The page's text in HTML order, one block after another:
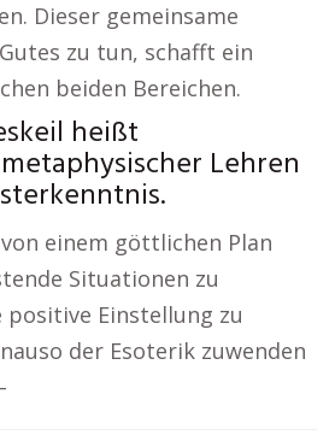
Dieser gemeinsame
zu tun, schafft ein
beiden Bereichen.
heißt
Lehren
einem göttlichen Plan
Situationen zu
Einstellung zu
der Esoterik zuwenden